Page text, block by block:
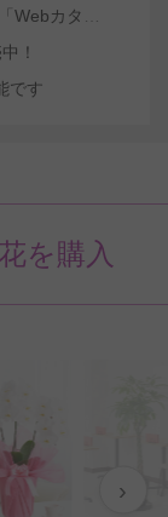
！
です
を購入
›